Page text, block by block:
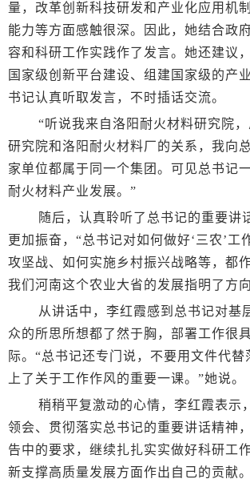
量，改革创新科技研发和产业化应用机
能力等方面感触很深。因此，她结合政
容和科研工作实践作了发言。她还建议
国家级创新平台建设、组建国家级的产
书记认真听取发言，不时插话交流。
“听说我来自洛阳耐火材料研究院
研究院和洛阳耐火材料厂的关系，我向
家单位都属于同一个集团。可见总书记
耐火材料产业发展。”
随后，认真聆听了总书记的重要讲
更加振奋，“总书记对如何做好‘三农’工
攻坚战、如何实施乡村振兴战略等，都
我们河南这个农业大省的发展指明了方
从讲话中，李红霞感到总书记对基
众的所思所想都了然于胸，部署工作很
际。“总书记还专门说，不要用文件代替
上了关于工作作风的重要一课。”她说。
稍稍平复激动的心情，李红霞表示
领会、贯彻落实总书记的重要讲话精神
告中的要求，继续扎扎实实做好科研工
新支撑高质量发展方面作出自己的贡献